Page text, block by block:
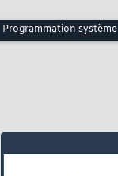
Programmation système